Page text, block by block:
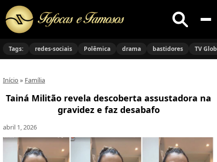
Buscar
no
Tags: redes-sociais Polêmica drama bastidores TV
Início » Família
Tainá Militão revela descoberta assustadora na
gravidez e faz desabafo
abril 1, 2026